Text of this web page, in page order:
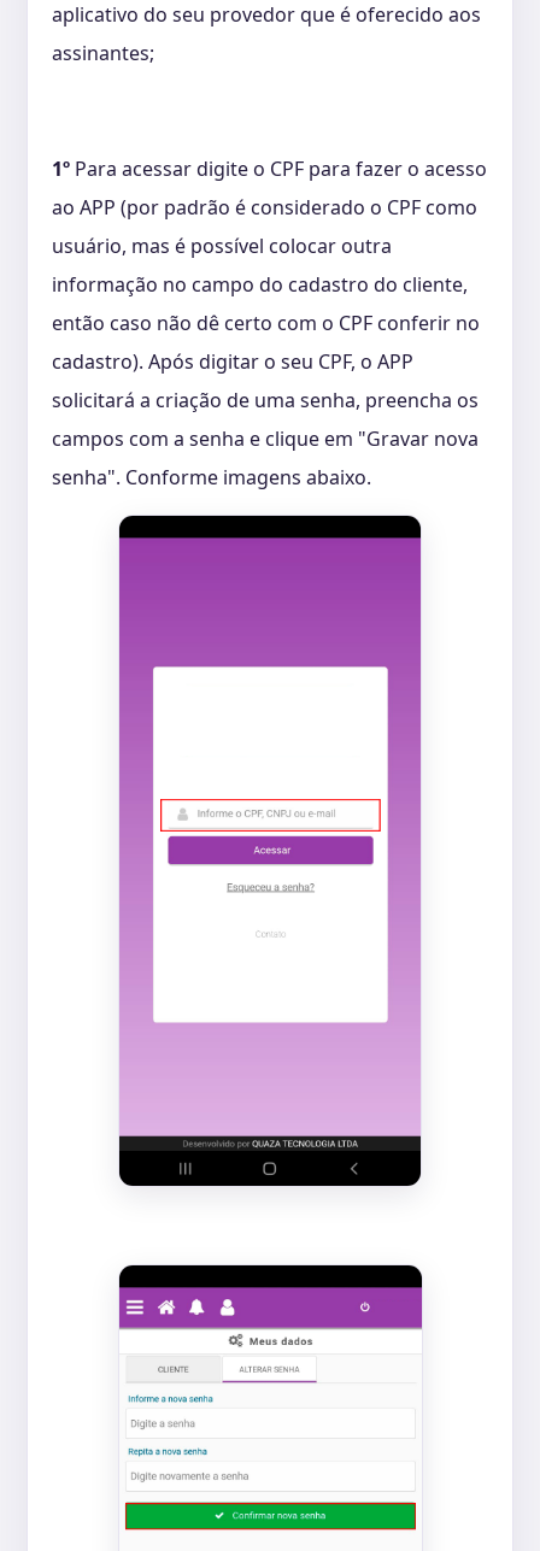
aplicativo do seu provedor que é oferecido aos
assinantes;
1º Para acessar digite o CPF para fazer o acesso
ao APP (por padrão é considerado o CPF como
usuário, mas é possível colocar outra
informação no campo do cadastro do cliente,
então caso não dê certo com o CPF conferir no
cadastro). Após digitar o seu CPF, o APP
solicitará a criação de uma senha, preencha os
campos com a senha e clique em "Gravar nova
senha". Conforme imagens abaixo.